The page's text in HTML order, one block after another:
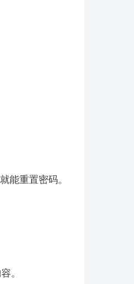
能重置密码。
。